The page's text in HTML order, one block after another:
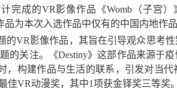
完成的VR影像作品《Womb （子宫
品为本次入选作品中仅有的中国内地作品
的VR影像作品，其旨在引导观众思考
的关注。《Destiny》这部作品来源于疫
，构建作品与生活的联系，引发对当
佳VR动漫奖，其中1项获金铎奖三等奖。